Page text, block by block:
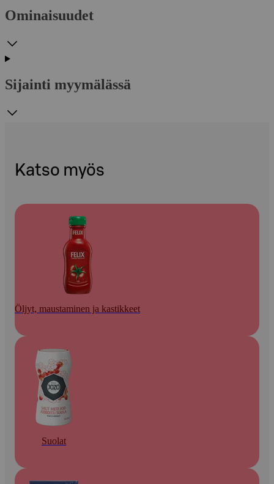
Ominaisuudet
Sijainti myymälässä
Katso myös
Öljyt, maustaminen ja kastikkeet
Suolat